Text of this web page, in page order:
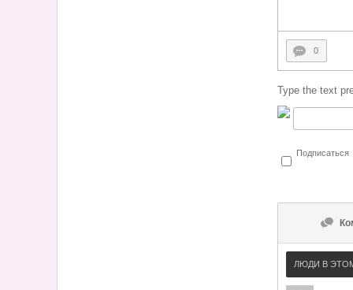
0
Type the text
Подписаться
ЛЮДИ В